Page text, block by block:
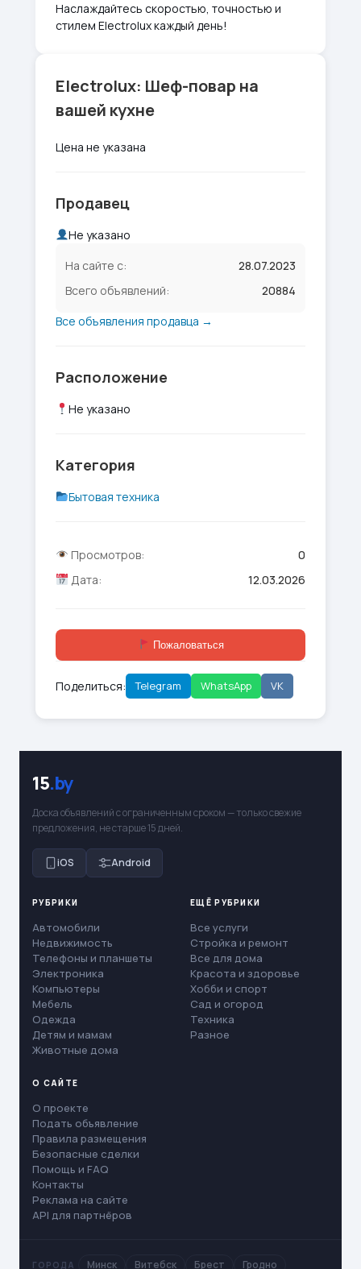
Наслаждайтесь скоростью, точностью и
стилем Electrolux каждый день!
Electrolux: Шеф-повар на
вашей кухне
Цена не указана
Продавец
Не указано
На сайте с:
28.07.2023
Всего объявлений:
20884
Все объявления продавца →
Расположение
Не указано
Категория
Бытовая техника
Просмотров:
0
Дата:
12.03.2026
Пожаловаться
Поделиться: Telegram WhatsApp VK
15.by
Доска объявлений с ограниченным сроком — только свежие
предложения, не старше 15 дней.
iOS Android
РУБРИКИ
Автомобили
Недвижимость
Телефоны и планшеты
Электроника
Компьютеры
Мебель
Одежда
Детям и мамам
Животные дома
ЕЩЁ РУБРИКИ
Все услуги
Стройка и ремонт
Все для дома
Красота и здоровье
Хобби и спорт
Сад и огород
Техника
Разное
О САЙТЕ
О проекте
Подать объявление
Правила размещения
Безопасные сделки
Помощь и FAQ
Контакты
Реклама на сайте
API для партнёров
ГОРОДА Минск Витебск Брест Гродно